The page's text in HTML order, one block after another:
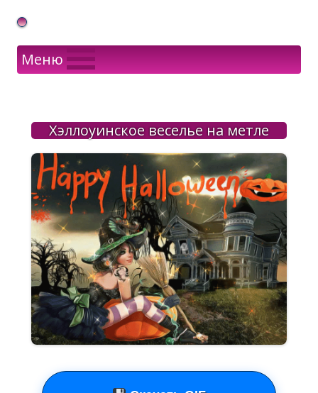
Gif Открытки в подарок
Меню
Хэллоуинское веселье на метле